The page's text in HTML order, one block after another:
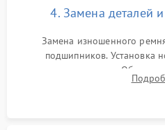
4. Замена деталей
Замена изношенного
подшипников. Установка
термодатчиков.
конденсатора, крыльчатки